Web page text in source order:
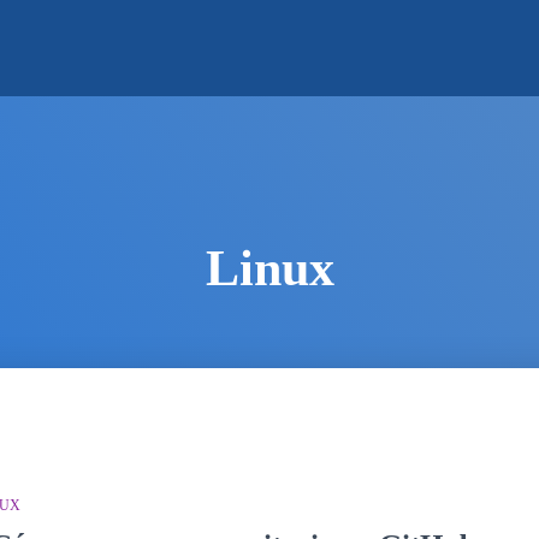
Linux